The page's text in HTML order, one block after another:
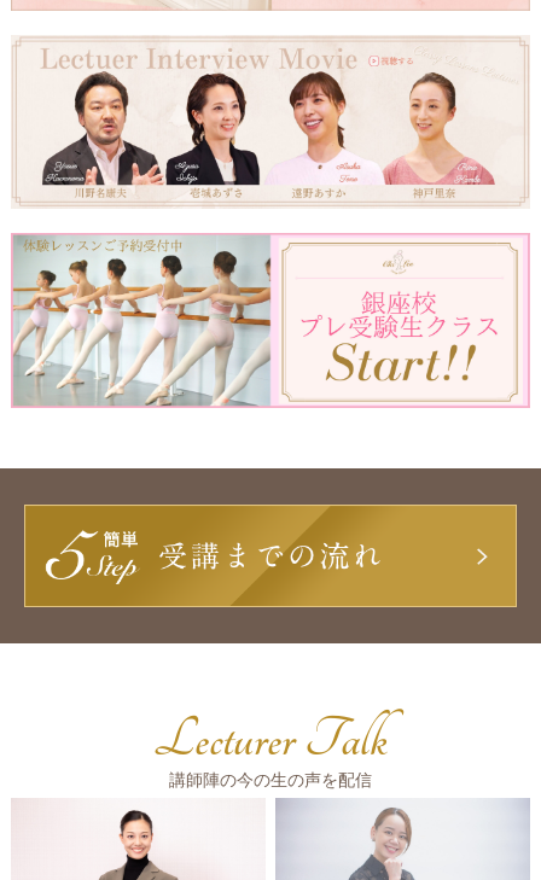
Lecturer Talk
講師陣の今の生の声を配信